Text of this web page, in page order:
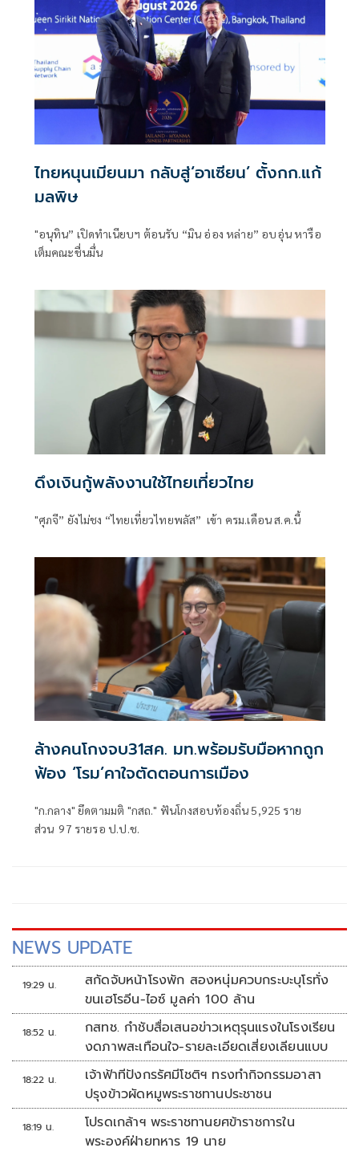
ไทยหนุนเมียนมา กลับสู่‘อาเซียน’ ตั้งกก.แก้
มลพิษ
"อนุทิน” เปิดทำเนียบฯ ต้อนรับ “มิน อ่อง หล่าย” อบอุ่น หารือ
เต็มคณะชื่นมื่น
ดึงเงินกู้พลังงานใช้ไทยเที่ยวไทย
"ศุภจี” ยังไม่ชง “ไทยเที่ยวไทยพลัส” เข้า ครม.เดือน ส.ค.นี้
ล้างคนโกงจบ31สค. มท.พร้อมรับมือหากถูก
ฟ้อง ‘โรม’คาใจตัดตอนการเมือง
"ก.กลาง" ยึดตามมติ "กสถ." ฟันโกงสอบท้องถิ่น 5,925 ราย
ส่วน 97 รายรอ ป.ป.ช.
NEWS UPDATE
19:29 น.
สกัดจับหน้าโรงพัก สองหนุ่มควบกระบะบุโรทั่ง
ขนเฮโรอีน-ไอซ์ มูลค่า 100 ล้าน
18:52 น.
กสทช. กำชับสื่อเสนอข่าวเหตุรุนแรงในโรงเรียน
งดภาพสะเทือนใจ-รายละเอียดเสี่ยงเลียนแบบ
18:22 น.
เจ้าฟ้าทีปังกรรัศมีโชติฯ ทรงทำกิจกรรมอาสา
ปรุงข้าวผัดหมูพระราชทานประชาชน
18:19 น.
โปรดเกล้าฯ พระราชทานยศข้าราชการใน
พระองค์ฝ่ายทหาร 19 นาย